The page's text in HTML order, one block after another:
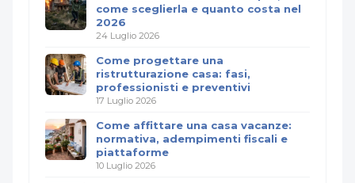
come sceglierla e quanto costa nel
2026
24 Luglio 2026
Come progettare una
ristrutturazione casa: fasi,
professionisti e preventivi
17 Luglio 2026
Come affittare una casa vacanze:
normativa, adempimenti fiscali e
piattaforme
10 Luglio 2026